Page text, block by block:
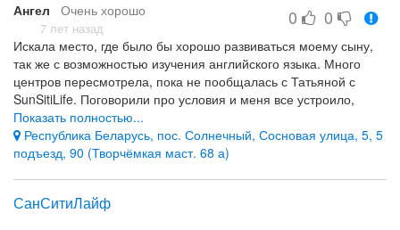
Ангел Очень хорошо
7 лет назад 0 0
Искала место, где было бы хорошо развиваться моему сыну,
так же с возможностью изучения английского языка. Много
центров пересмотрела, пока не пообщалась с Татьяной с
SunSitiLife. Поговорили про условия и меня все устроило,
решила попробовать.
Моему удивлению не было предела, когда сын стал с
удовольствием ходит в этот центр, ведь ранее в другие центры
Спасибо большое Вам.
Показать полностью...
Республика Беларусь, пос. Солнечный, Сосновая улица, 5, 5
подъезд, 90 (Творчёмкая маст. 68 а)
СанСитиЛайф